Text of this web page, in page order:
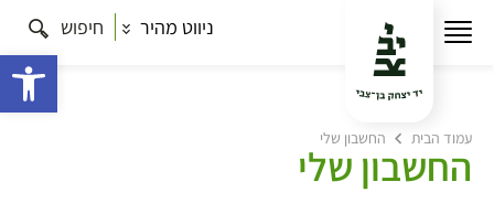
ניווט מהיר חיפוש
עמוד הבית החשבון שלי
החשבון שלי